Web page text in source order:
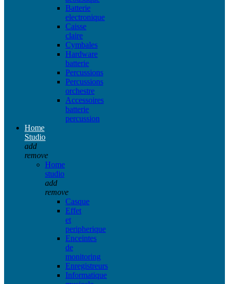
Batterie
electronique
Caisse
claire
Cymbales
Hardware
batterie
Percussions
Percussions
orchestre
Accessoires
batterie
percussion
Home
Studio
add
remove
Home
studio
add
remove
Casque
Effet
et
peripherique
Enceintes
de
monitoring
Enregistreurs
Informatique